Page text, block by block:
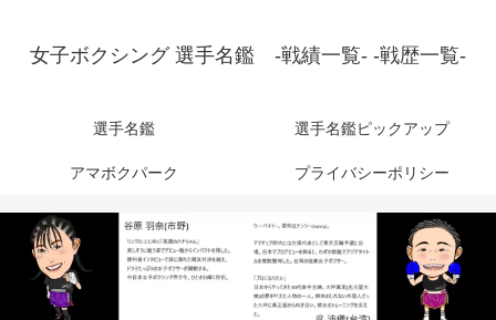
女子ボクシング 選手名鑑 -戦績一覧- -戦歴一覧-
選手名鑑 選手名鑑ピックアップ
アマボクパーク プライバシーポリシー